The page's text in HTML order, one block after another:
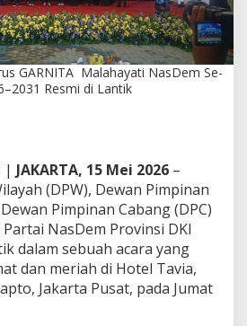
GARNITA Malahayati NasDem Se-
Resmi di Lantik
| JAKARTA, 15 Mei 2026 –
(DPW), Dewan Pimpinan
Pimpinan Cabang (DPC)
NasDem Provinsi DKI
dalam sebuah acara yang
dan meriah di Hotel Tavia,
Jakarta Pusat, pada Jumat